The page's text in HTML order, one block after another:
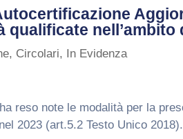
nell’ambito
, Circolari, In Evidenza
reso note le modalità per la
2023 (art.5.2 Testo Unico 2018).